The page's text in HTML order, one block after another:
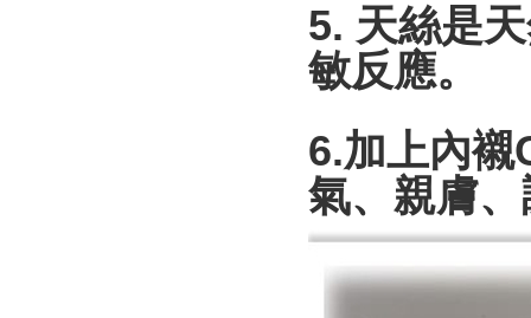
5. 天絲是
敏反應。
6.加上內襯
氣、親膚